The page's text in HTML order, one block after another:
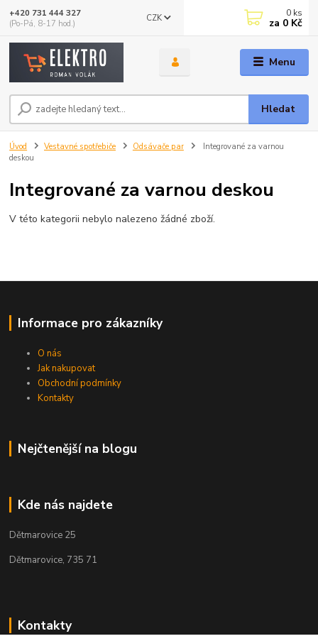
Menu
CZK
Hledat
+420 731 444 327
(Po-Pá, 8-17 hod.)
0 ks
za 0 Kč
Úvod Vestavné spotřebiče Odsávače par
Integrované za varnou
deskou
Integrované za varnou deskou
V této kategorii nebylo nalezeno žádné zboží.
Informace pro zákazníky
O nás
Jak nakupovat
Obchodní podmínky
Kontakty
Nejčtenější na blogu
Kde nás najdete
Dětmarovice 25
Dětmarovice, 735 71
Kontakty